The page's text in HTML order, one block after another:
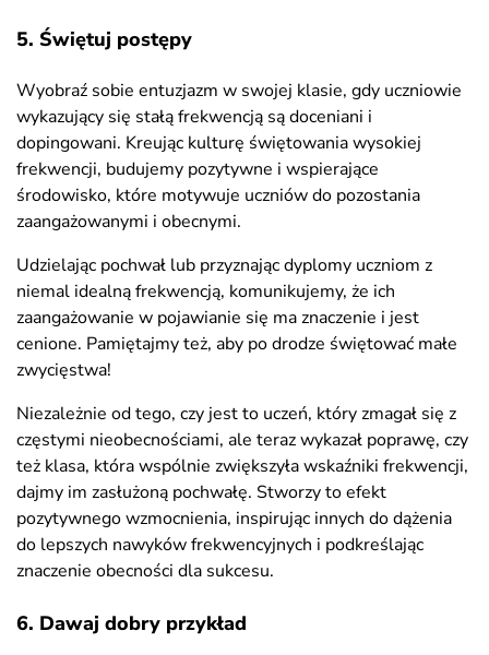
5. Świętuj postępy
Wyobraź sobie entuzjazm w swojej klasie, gdy uczniowie
wykazujący się stałą frekwencją są doceniani i
dopingowani. Kreując kulturę świętowania wysokiej
frekwencji, budujemy pozytywne i wspierające
środowisko, które motywuje uczniów do pozostania
zaangażowanymi i obecnymi.
Udzielając pochwał lub przyznając dyplomy uczniom z
niemal idealną frekwencją, komunikujemy, że ich
zaangażowanie w pojawianie się ma znaczenie i jest
cenione. Pamiętajmy też, aby po drodze świętować małe
zwycięstwa!
Niezależnie od tego, czy jest to uczeń, który zmagał się z
częstymi nieobecnościami, ale teraz wykazał poprawę, czy
też klasa, która wspólnie zwiększyła wskaźniki frekwencji,
dajmy im zasłużoną pochwałę. Stworzy to efekt
pozytywnego wzmocnienia, inspirując innych do dążenia
do lepszych nawyków frekwencyjnych i podkreślając
znaczenie obecności dla sukcesu.
6. Dawaj dobry przykład